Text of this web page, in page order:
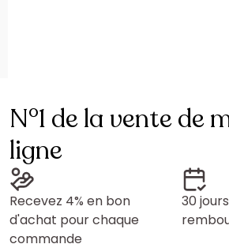
N°1 de la vente de
ligne
Recevez 4% en bon
d'achat pour chaque
commande
30